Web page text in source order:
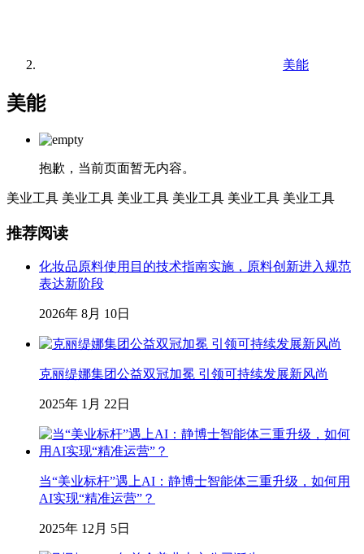
美能
美能
抱歉，当前页面暂无内容。
美业工具 美业工具 美业工具 美业工具 美业工具 美业工具
推荐阅读
化妆品原料使用目的技术指南实施，原料创新进入规范
表达新阶段
2026年 8月 10日
克丽缇娜集团公益双冠加冕 引领可持续发展新风尚
2025年 1月 22日
当“美业标杆”遇上AI：静博士智能体三重升级，如何用
AI实现“精准运营”？
2025年 12月 5日